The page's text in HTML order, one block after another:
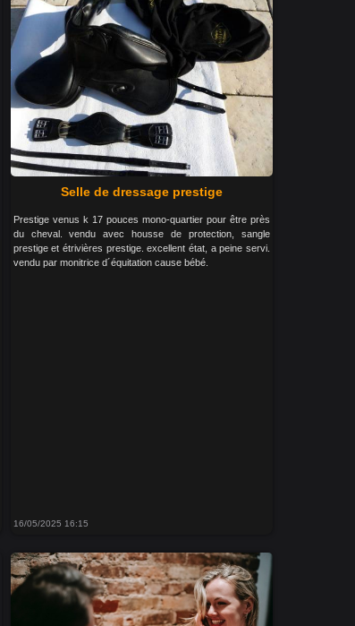
Selle de dressage prestige
Prestige venus k 17 pouces mono-quartier pour être près
du cheval. vendu avec housse de protection, sangle
prestige et étrivières prestige. excellent état, a peine servi.
vendu par monitrice d´équitation cause bébé.
16/05/2025 16:15